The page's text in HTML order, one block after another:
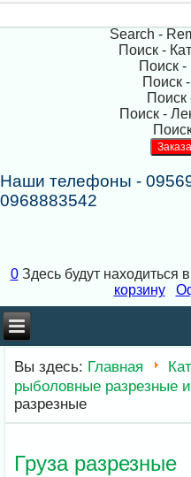
Search -
Поиск -
Поиск -
Поиск
Поиск
Поиск -
Наши телефоны -
0968883542
0 Здесь будут находиться
корзину
Вы здесь: Главная
рыболовные разрезные
разрезные
Груза разрезные